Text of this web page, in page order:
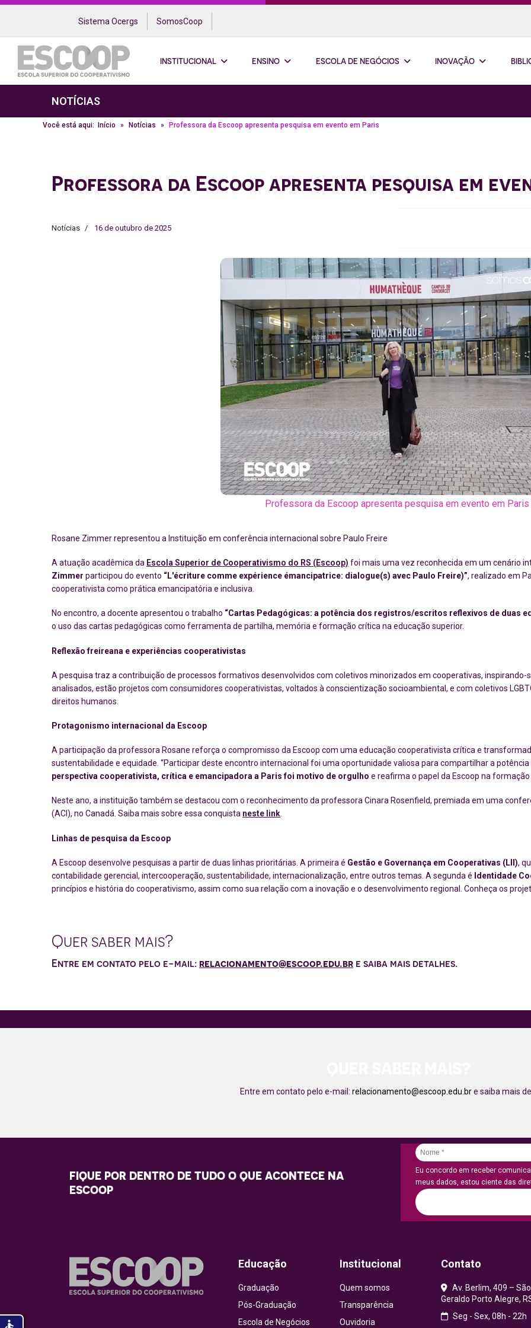
Sistema Ocergs SomosCoop
INSTITUCIONAL ENSINO ESCOLA DE NEGÓCIOS INOVAÇÃO
NOTÍCIAS
Você está aqui: Início Notícias Professora da Escoop apresenta pesquisa em evento em Paris
Professora da Escoop apresenta pesquisa em
Notícias 16 de outubro de 2025
Professora da Escoop apresenta pesquisa em evento em Paris
Rosane Zimmer representou a Instituição em conferência internacional sobre Paulo Freire
A atuação acadêmica da Escola Superior de Cooperativismo do RS (Escoop) foi mais uma vez reconhecida em um cenário
Zimmer participou do evento “L'écriture comme expérience émancipatrice: dialogue(s) avec Paulo Freire)”, realizado em
cooperativista como prática emancipatória e inclusiva.
No encontro, a docente apresentou o trabalho “Cartas Pedagógicas: a potência dos registros/escritos reflexivos de duas
o uso das cartas pedagógicas como ferramenta de partilha, memória e formação crítica na educação superior.
Reflexão freireana e experiências cooperativistas
A pesquisa traz a contribuição de processos formativos desenvolvidos com coletivos minorizados em cooperativas, inspirando-
analisados, estão projetos com consumidores cooperativistas, voltados à conscientização socioambiental, e com coletivos
direitos humanos.
Protagonismo internacional da Escoop
A participação da professora Rosane reforça o compromisso da Escoop com uma educação cooperativista crítica e
sustentabilidade e equidade. “Participar deste encontro internacional foi uma oportunidade valiosa para compartilhar a
perspectiva cooperativista, crítica e emancipadora a Paris foi motivo de orgulho e reafirma o papel da Escoop na
Neste ano, a instituição também se destacou com o reconhecimento da professora Cinara Rosenfield, premiada em uma
(ACI), no Canadá. Saiba mais sobre essa conquista neste link.
Linhas de pesquisa da Escoop
A Escoop desenvolve pesquisas a partir de duas linhas prioritárias. A primeira é Gestão e Governança em Cooperativas (LII),
contabilidade gerencial, intercooperação, sustentabilidade, internacionalização, entre outros temas. A segunda é Identidade
princípios e história do cooperativismo, assim como sua relação com a inovação e o desenvolvimento regional. Conheça os
Quer saber mais?
Entre em contato pelo e-mail: relacionamento@escoop.edu.br e saiba mais detalhes.
Entre em contato pelo e-mail: relacionamento@escoop.edu.bre saiba mais
FIQUE POR DENTRO DE TUDO O QUE ACONTECE NA
ESCOOP
Eu concordo em receber
meus dados, estou ciente das
Educação
Graduação
Pós-Graduação
Escola de Negócios
Institucional
Quem somos
Transparência
Ouvidoria
Contato
Av. Berlim, 409 – São
Geraldo Porto Alegre,
Seg - Sex, 08h - 22h